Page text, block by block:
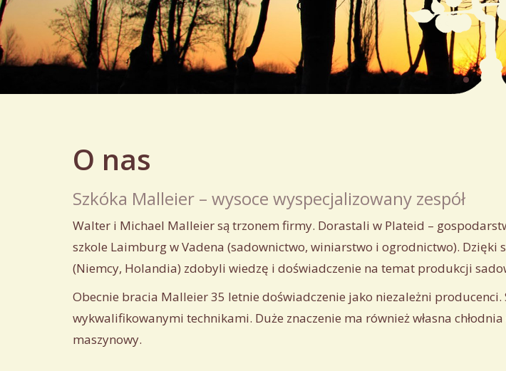
O nas
Szkóka Malleier – wysoce wyspecjalizowany zespół
Walter i Michael Malleiersą trzonem firmy. Dorastali w Plateid –
szkole Laimburgw Vadena (sadownictwo, winiarstwo i ogrodnictwo).
(Niemcy, Holandia) zdobyli wiedzę i doświadczenie na temat produkcji
Obecnie bracia Malleier35 letnie doświadczenie jako niezależni producenci.
wykwalifikowanymi technikami. Duże znaczenie ma równieżwłasna chłodnia
maszynowy.